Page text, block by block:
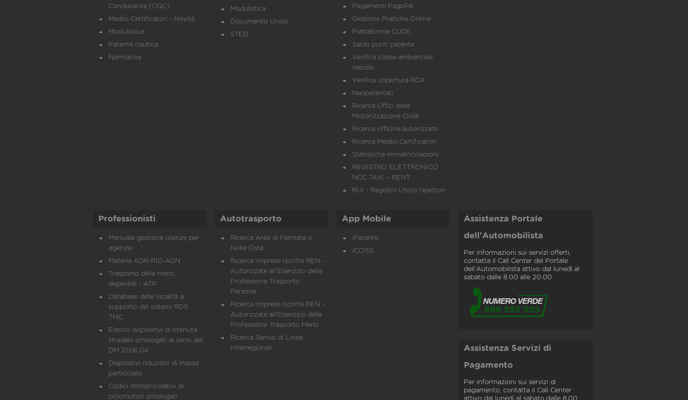
Conducente (CQC)
Medici Certificatori - Novità
Modulistica
Patente nautica
Normativa
Modulistica
Documento Unico
STED
Pagamenti PagoPA
Gestione Pratiche Online
Piattaforma CUDE
Saldo punti patente
Verifica classe ambientale
veicolo
Verifica copertura RCA
Neopatentati
Ricerca Uffici della
Motorizzazione Civile
Ricerca officine autorizzate
Ricerca Medici Certificatori
Statistiche immatricolazioni
REGISTRO ELETTRONICO
NCC TAXI – RENT
RUI - Registro Unico Ispettori
Professionisti
Manuale gestione utenze per
agenzie
Materia ADR-RID-ADN
Trasporto delle merci
deperibili - ATP
Database delle località a
supporto dei sistemi RDS
TMC
Elenco dispositivi di ritenuta
stradale omologati ai sensi del
DM 21.06.04
Dispositivi riduzioni di massa
particolato
Codici immatricolativi di
ciclomotori omologati
Autotrasporto
Ricerca Aree di Fermata e
Nulla Osta
Ricerca Imprese Iscritte REN -
Autorizzate all'Esercizio della
Professione Trasporto
Persone
Ricerca Imprese iscritte REN -
Autorizzate all'Esercizio della
Professione Trasporto Merci
Ricerca Servizi di Linea
Interregionali
App Mobile
iPatente
iCCISS
Assistenza Portale
dell'Automobilista
Per informazioni sui servizi offerti,
contatta il Call Center del Portale
dell'Automobilista attivo dal lunedì al
sabato dalle 8.00 alle 20.00
Assistenza Servizi di
Pagamento
Per informazioni sui servizi di
pagamento, contatta il Call Center